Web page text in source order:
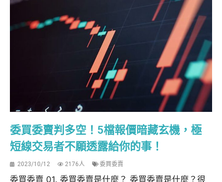
委買委賣判多空！5檔報價暗藏玄機，極
短線交易者不願透露給你的事！
2023/10/12 2176人 委買委賣
委買委賣 01. 委買委賣是什麼？ 委買委賣是什麼？很